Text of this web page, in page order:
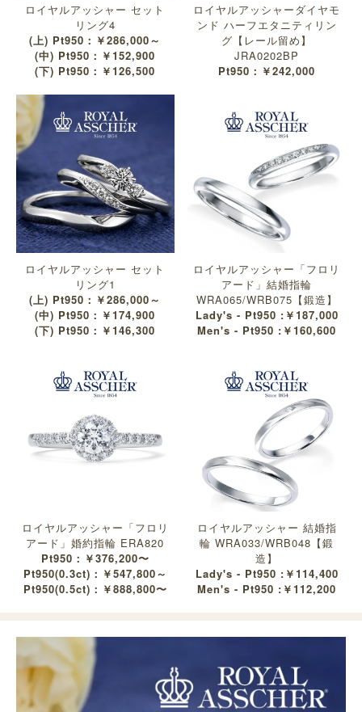
ロイヤルアッシャー セット
リング4
(上) Pt950：￥286,000～
(中) Pt950：￥152,900
(下) Pt950：￥126,500
ロイヤルアッシャーダイヤモ
ンド ハーフエタニティリン
グ【レール留め】
JRA0202BP
Pt950：￥242,000
ロイヤルアッシャー セット
リング1
(上) Pt950：￥286,000～
(中) Pt950：￥174,900
(下) Pt950：￥146,300
ロイヤルアッシャー「フロリ
アード」結婚指輪
WRA065/WRB075【鍛造】
Lady's - Pt950 :￥187,000
Men's - Pt950 :￥160,600
ロイヤルアッシャー「フロリ
アード」婚約指輪 ERA820
Pt950：￥376,200〜
Pt950(0.3ct)：￥547,800～
Pt950(0.5ct)：￥888,800〜
ロイヤルアッシャー 結婚指
輪 WRA033/WRB048【鍛
造】
Lady's - Pt950 :￥114,400
Men's - Pt950 :￥112,200